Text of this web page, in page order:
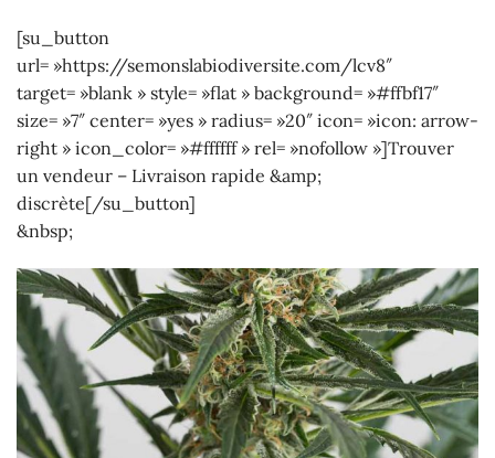
[su_button
url= »https://semonslabiodiversite.com/lcv8″
target= »blank » style= »flat » background= »#ffbf17″
size= »7″ center= »yes » radius= »20″ icon= »icon: arrow-
right » icon_color= »#ffffff » rel= »nofollow »]Trouver
un vendeur – Livraison rapide &amp;
discrète[/su_button]
&nbsp;